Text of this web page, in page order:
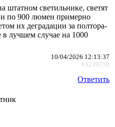
штатном светильнике, светят
по 900 люмен примерно
их деградации за полтора-
в лучшем случае на 1000
10/04/2026 12:13:37
#3239753
Ответить